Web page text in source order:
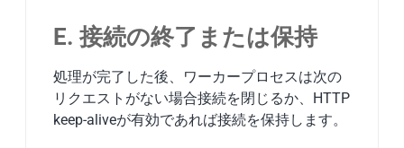
E. 接続の終了または保持
処理が完了した後、ワーカープロセスは次の
リクエストがない場合接続を閉じるか、HTTP
keep-aliveが有効であれば接続を保持します。